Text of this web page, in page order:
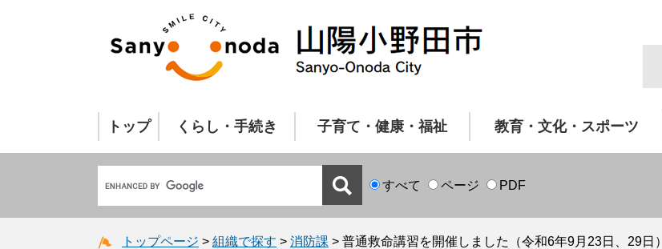
トップ くらし・手続き 子育て・健康・福祉 教育・文化・スポーツ
すべて ページ PDF
トップページ > 組織で探す > 消防課 > 普通救命講習を開催しました（令和6年9月23日、29日）